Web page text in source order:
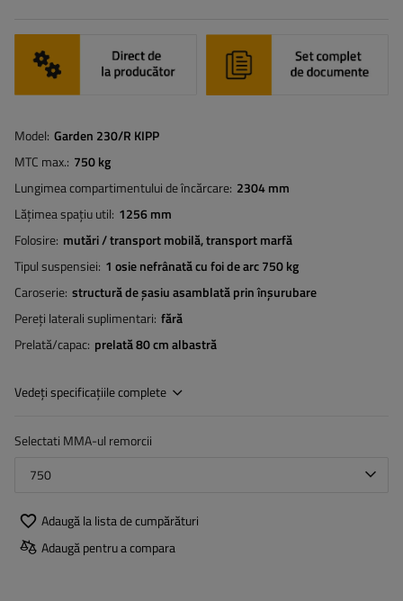
Model Garden 230/R KIPP
MTC max. 750 kg
Lungimea compartimentului de încărcare 2304 mm
Lățimea spațiu util 1256 mm
Folosire mutări / transport mobilă transport marfă
Tipul suspensiei 1 osie nefrânată cu foi de arc 750 kg
Caroserie structură de șasiu asamblată prin înșurubare
Pereți laterali suplimentari fără
Prelată/capac prelată 80 cm albastră
Vedeți specificațiile complete
Selectati MMA-ul remorcii
750
Adaugă la lista de cumpărături
Adaugă pentru a compara